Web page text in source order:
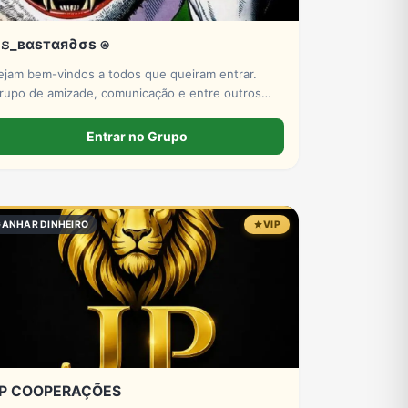
⍟
bem-vindos a todos que queiram entrar.
de amizade, comunicação e entre outros
e se junto conosco.
Entrar no Grupo
DINHEIRO VIP
COOPERAÇÕES